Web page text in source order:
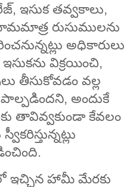
ఇసుక తవ్వకాలు,
రుసుములను
అధికారులు
విక్రయించి,
తీసుకోవడం వల్ల
పాల్పడిందని, అందుకే
తావివ్వకుండా కేవలం
ఇచ్చిన హామీ మేరకు